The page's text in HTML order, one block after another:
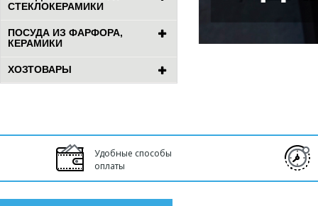
СТЕКЛОКЕРАМИКИ
ПОСУДА ИЗ ФАРФОРА,
КЕРАМИКИ
ХОЗТОВАРЫ
Удобные способы
оплаты